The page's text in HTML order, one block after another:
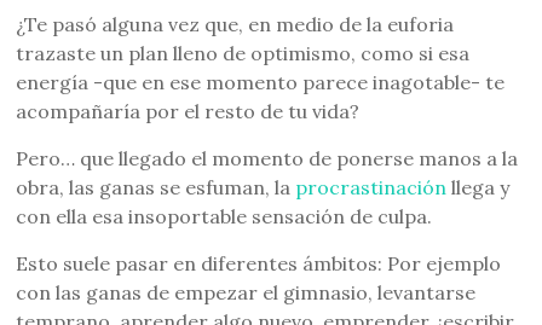
¿Te pasó alguna vez que, en medio de la euforia
trazaste un plan lleno de optimismo, como si esa
energía -que en ese momento parece inagotable- te
acompañaría por el resto de tu vida?
Pero… que llegado el momento de ponerse manos a la
obra, las ganas se esfuman, la procrastinación llega y
con ella esa insoportable sensación de culpa.
Esto suele pasar en diferentes ámbitos: Por ejemplo
con las ganas de empezar el gimnasio, levantarse